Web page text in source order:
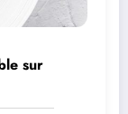
sur